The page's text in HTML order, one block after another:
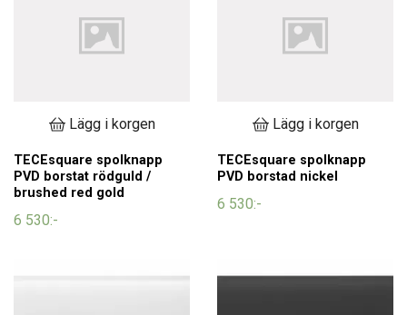
Lägg i korgen
TECEsquare spolknapp
PVD borstat rödguld /
brushed red gold
6 530:-
Lägg i korgen
TECEsquare spolknapp
PVD borstad nickel
6 530:-